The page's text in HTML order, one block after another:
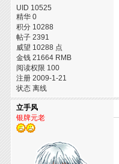
UID 10525
精华 0
积分 10288
帖子 2391
威望 10288 点
金钱 21664 RMB
阅读权限 100
注册 2009-1-21
状态 离线
立手风
银牌元老